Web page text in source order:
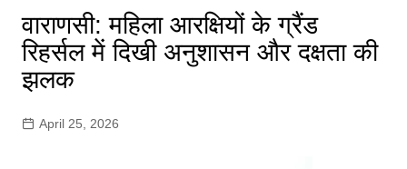
वाराणसी: महिला आरक्षियों के ग्रैंड
रिहर्सल में दिखी अनुशासन और दक्षता की
झलक
April 25, 2026